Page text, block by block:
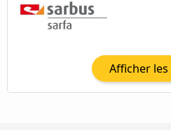
Afficher